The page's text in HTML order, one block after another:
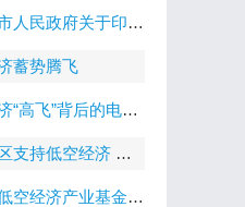
经济高质量发展若干措施的通知（珠府〔2024〕45号）
蓄势腾飞
飞”背后的电子科技
质量发展的若干政策（征求意见稿）》
济产业基金揭牌成立